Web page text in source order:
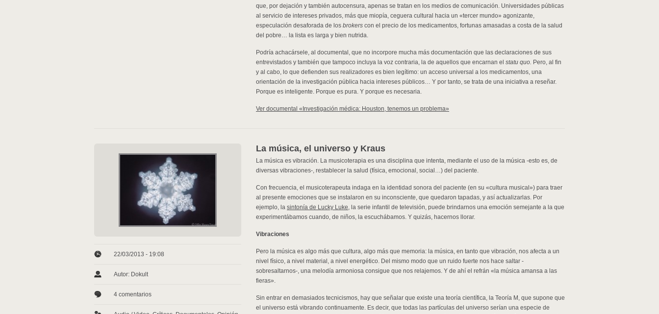
que, por dejación y también autocensura, apenas se tratan en los medios de comunicación. Universidades públicas
al servicio de intereses privados, más que miopía, ceguera cultural hacia un «tercer mundo» agonizante,
especulación desaforada de los brokers con el precio de los medicamentos, fortunas amasadas a costa de la salud
del pobre… la lista es larga y bien nutrida.
Podría achacársele, al documental, que no incorpore mucha más documentación que las declaraciones de sus
entrevistados y también que tampoco incluya la voz contraria, la de aquellos que encarnan el statu quo. Pero, al fin
y al cabo, lo que defienden sus realizadores es bien legítimo: un acceso universal a los medicamentos, una
orientación de la investigación pública hacia intereses públicos… Y por tanto, se trata de una iniciativa a reseñar.
Porque es inteligente. Porque es pura. Y porque es necesaria.
Ver documental «Investigación médica: Houston, tenemos un problema»
22/03/2013 - 19:08
Autor: Dokult
4 comentarios
La música, el universo y Kraus
La música es vibración. La musicoterapia es una disciplina que intenta, mediante el uso de la música -esto es, de
diversas vibraciones-, restablecer la salud (física, emocional, social…) del paciente.
Con frecuencia, el musicoterapeuta indaga en la identidad sonora del paciente (en su «cultura musical») para traer
al presente emociones que se instalaron en su inconsciente, que quedaron tapadas, y así actualizarlas. Por
ejemplo, la sintonía de Lucky Luke, la serie infantil de televisión, puede brindarnos una emoción semejante a la que
experimentábamos cuando, de niños, la escuchábamos. Y quizás, hacernos llorar.
Vibraciones
Pero la música es algo más que cultura, algo más que memoria: la música, en tanto que vibración, nos afecta a un
nivel físico, a nivel material, a nivel energético. Del mismo modo que un ruido fuerte nos hace saltar -
sobresaltarnos-, una melodía armoniosa consigue que nos relajemos. Y de ahí el refrán «la música amansa a las
fieras».
Sin entrar en demasiados tecnicismos, hay que señalar que existe una teoría científica, la Teoría M, que supone que
el universo está vibrando continuamente. Es decir, que todas las partículas del universo serían una especie de